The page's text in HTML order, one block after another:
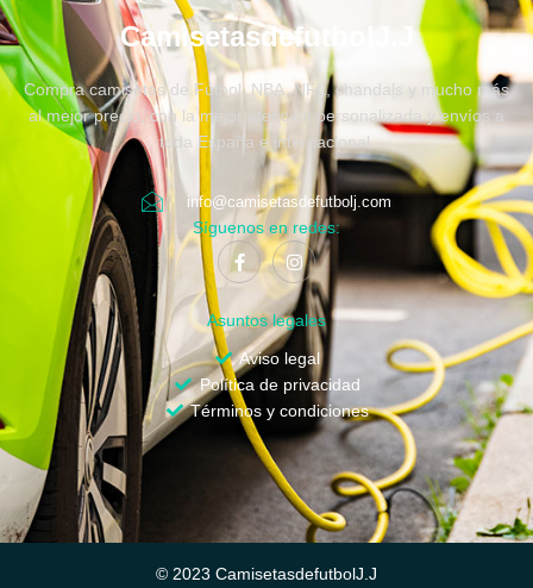
CamisetasdefutbolJ.J
Compra camisetas de Fútbol, NBA, NFL, chandals y mucho más
al mejor precio, con la mejor atención personalizada y envíos a
toda España e internacional.
info@camisetasdefutbolj.com
Síguenos en redes:
Asuntos legales
Aviso legal
Política de privacidad
Términos y condiciones
© 2023 CamisetasdefutbolJ.J